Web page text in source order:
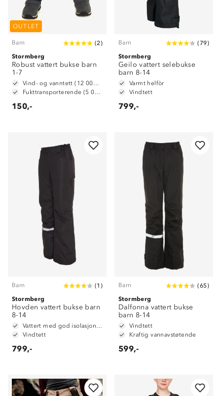
OUTLET
Barn (2)
Stormberg
Robust vattert bukse barn
1-7
Vind- og vanntett (12 000 mm vannsøyle)
Fukttransporterende (5 000 g/m2/24t)
150,-
Barn (79)
Stormberg
Geilo vattert selebukse
barn 8-14
Varmt helfòr
Vindtett
799,-
Barn (1 )
Stormberg
Hovden vattert bukse barn
8-14
Vattert med god isolasjonsevne
Vindtett
799,-
Barn (65)
Stormberg
Dalfonna vattert bukse
barn 8-14
Vindtett
Kraftig vannavstøtende
599,-